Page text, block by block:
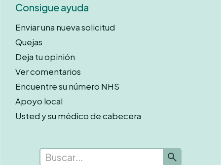
Consigue ayuda
Enviar una nueva solicitud
Quejas
Deja tu opinión
Ver comentarios
Encuentre su número NHS
Apoyo local
Usted y su médico de cabecera